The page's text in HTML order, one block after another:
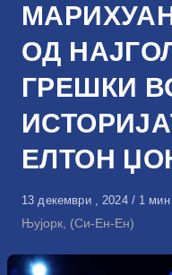
ОД
ГРЕШКИ
ЕЛТОН
Објавено
на
13 декември , 2024 1
Њујорк, (Си-Ен-Ен)